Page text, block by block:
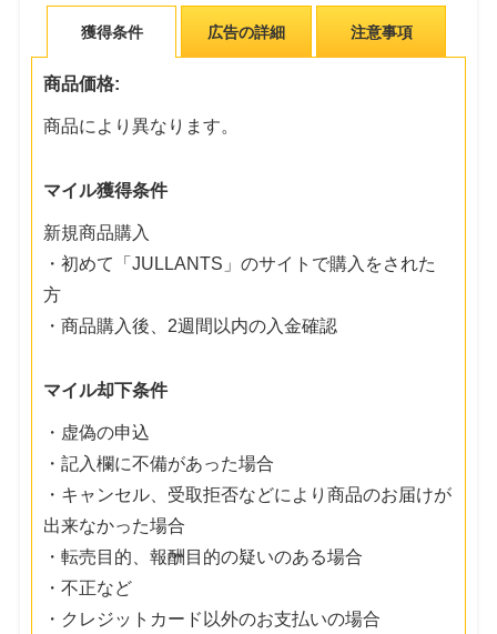
獲得条件 広告の詳細 注意事項
商品価格:
商品により異なります。
マイル獲得条件
新規商品購入
・初めて「JULLANTS」のサイトで購入をされた
方
・商品購入後、2週間以内の入金確認
マイル却下条件
・虚偽の申込
・記入欄に不備があった場合
・キャンセル、受取拒否などにより商品のお届けが
出来なかった場合
・転売目的、報酬目的の疑いのある場合
・不正など
・クレジットカード以外のお支払いの場合